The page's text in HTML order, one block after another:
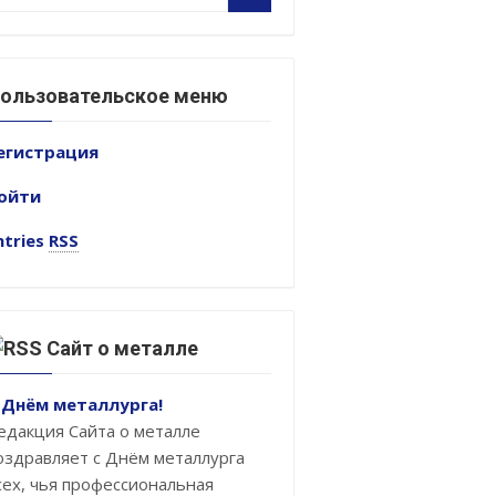
меню
RSS
Сайт о металле
металлурга!
Сайта о металле
с Днём металлурга
чья профессиональная